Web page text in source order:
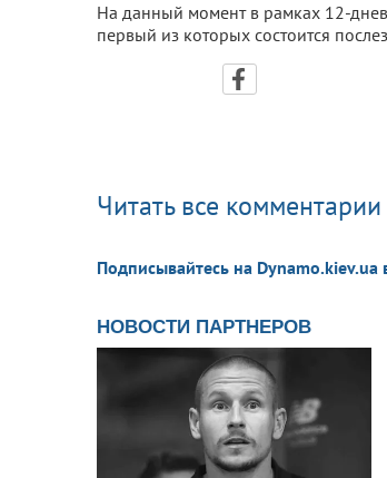
На данный момент в рамках 12-
первый из которых состоится
Читать все
Подписывайтесь на